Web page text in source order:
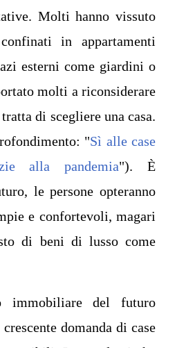
Molti hanno vissuto
in appartamenti
esterni come giardini o
molti a riconsiderare
di scegliere una casa.
"Sì alle case
alla pandemia"). È
le persone opteranno
e confortevoli, magari
di beni di lusso come
immobiliare del futuro
domanda di case